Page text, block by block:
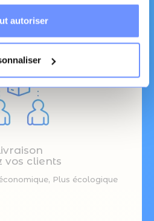
autoriser
vos clients
Plus écologique